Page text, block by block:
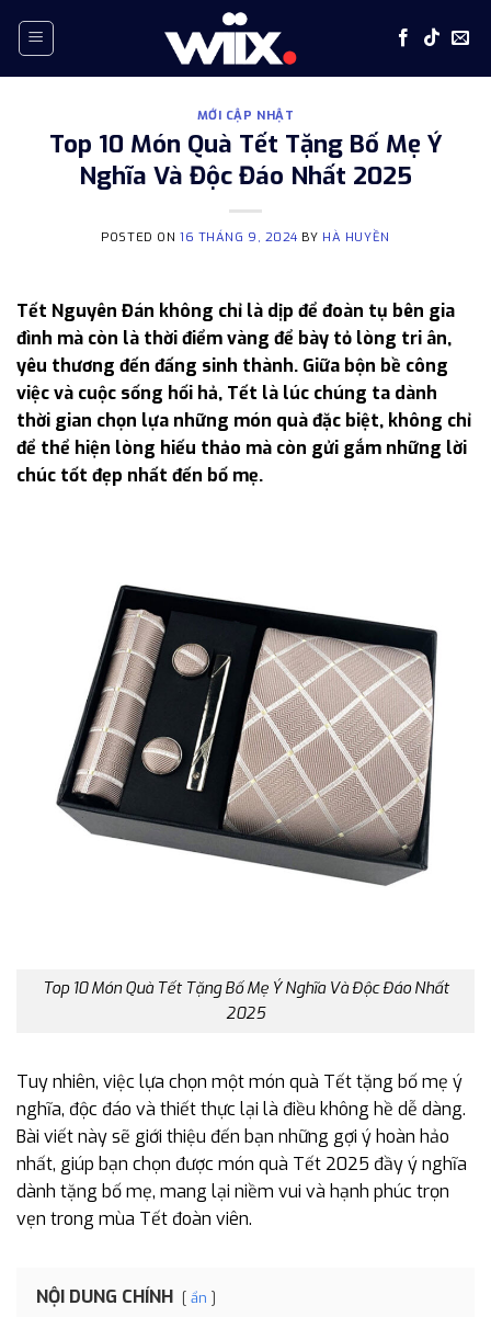
MỚI CẬP NHẬT
Top 10 Món Quà Tết Tặng Bố Mẹ Ý
Nghĩa Và Độc Đáo Nhất 2025
POSTED ON 16 THÁNG 9, 2024 BY HÀ HUYỀN
Tết Nguyên Đán không chỉ là dịp để đoàn tụ bên gia
đình mà còn là thời điểm vàng để bày tỏ lòng tri ân,
yêu thương đến đấng sinh thành. Giữa bộn bề công
việc và cuộc sống hối hả, Tết là lúc chúng ta dành
thời gian chọn lựa những món quà đặc biệt, không chỉ
để thể hiện lòng hiếu thảo mà còn gửi gắm những lời
chúc tốt đẹp nhất đến bố mẹ.
Top 10 Món Quà Tết Tặng Bố Mẹ Ý Nghĩa Và Độc Đáo Nhất
2025
Tuy nhiên, việc lựa chọn một món quà Tết tặng bố mẹ ý
nghĩa, độc đáo và thiết thực lại là điều không hề dễ dàng.
Bài viết này sẽ giới thiệu đến bạn những gợi ý hoàn hảo
nhất, giúp bạn chọn được món quà Tết 2025 đầy ý nghĩa
dành tặng bố mẹ, mang lại niềm vui và hạnh phúc trọn
vẹn trong mùa Tết đoàn viên.
NỘI DUNG CHÍNH ẩn